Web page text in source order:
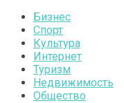
Бизнес
Спорт
Культура
Интернет
Туризм
Недвижимость
Общество